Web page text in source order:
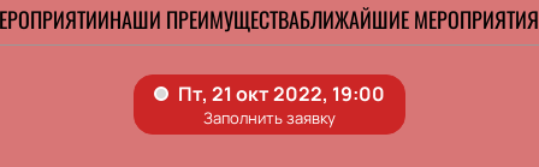
Экскурсия
Концерт
Детский спектакль
Кукольный театр
Дополнительно
НАШИ ПРЕИМУЩЕСТВАБЛИЖАЙШИЕ МЕРОПРИЯТИЯ